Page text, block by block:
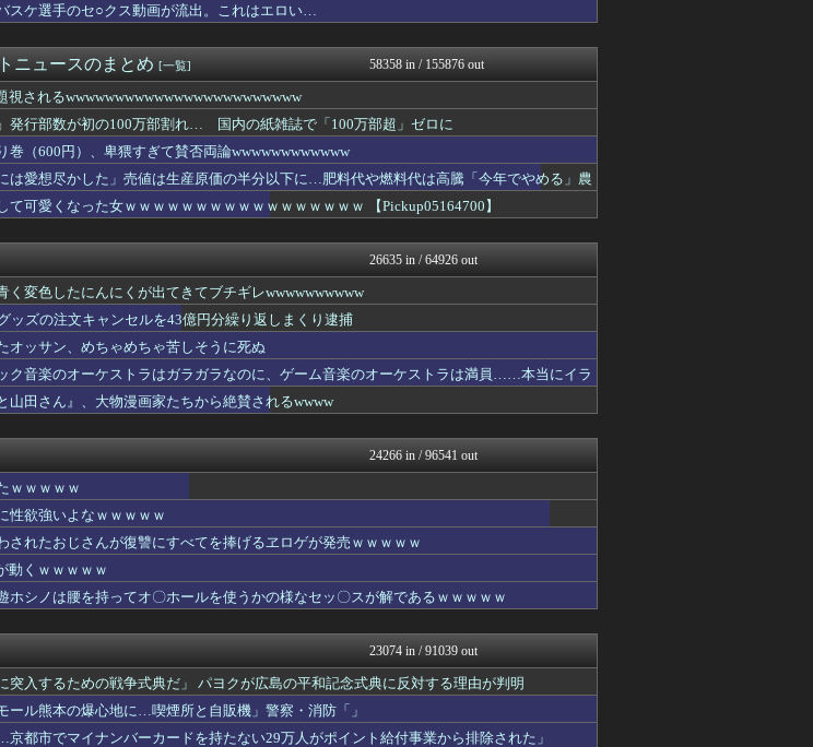
クのレギュラー出演者の中で2番...
占める割合はわずか6％
PCパーツまとめ
”こんなもの”があったんだけど…」
凹凸ちゃんねる 発達障害・...
な
キャッシュフローに陥る
資格ちゃんねる
りさん出るじゃねーか
コンテンツ・声優 | ラブ...
品通さないといけないんだ」
投資ちゃんねる
見！ ネットに繋ぐだけで35秒ごと...
保守速報
えすえすログ
って知って驚いた曲あげてけ
哲学ニュースnwk
り返した女を逮捕 「注文で欲求が満たさ...
痛いニュース(ﾉ∀`)
ラーメン速報｜2chまとめ...
攻させるおそロシア。
1000mg
アウト商品は1%へ 店内飲食は10%...
明日は何を食べようか
戦うアポロニアとシス
！【GIF動画あり】
アナきゃぷ速報
去3期との比較と通期95億円計...
プリキュアのまとめ
に支援要請＝米紙
がスイッチに登場してしまうｗｗｗｗｗ...
ゲーム実況者速報＠YouT...
くいるけど「強いおばさん」はいな...
ああ言えばForYou
て・・・wwwww
名変更
みそパンNEWS
言ってるのに浮気相手のスクショを送り...
鳴ってるからだと怒鳴り返された」感情...
Ask Reddit まと...
か全く気にしないでプレイしてた『真・...
クスが牽引し9000ポイントまで...
韓国ニュース反応まとめ
要望が刺さりすぎた」
ニチカン！
外国人が増えては困る。日本人以上の水...
エアライン本舗
事
カンダタ速報
うな年齢層に
乃木坂46まとめ 乃木りん...
れて迷惑してる」と録音を聞かされた。...
はーとらいふ -出会い・子...
ようと思っていたら、とんでもない事...
素敵な鬼女様
る詐欺集団の一員をやっていた
はーとらいふ -出会い・子...
スケ選手のセ○クス動画が流出。これはエロい…
ニュースのまとめ [一覧] 58358 in / 155876 out
視されるwwwwwwwwwwwwwwwwwwwwwwww
発行部数が初の100万部割れ… 国内の紙雑誌で「100万部超」ゼロに
巻（600円）、卑猥すぎて賛否両論wwwwwwwwwwww
は愛想尽かした」売値は生産原価の半分以下に…肥料代や燃料代は高騰「今年でやめる」農
て可愛くなった女ｗｗｗｗｗｗｗｗｗｗｗｗｗｗｗｗｗ 【Pickup05164700】
26635 in / 64926 out
く変色したにんにくが出てきてブチギレwwwwwwwwww
ッズの注文キャンセルを43億円分繰り返しまくり逮捕
オッサン、めちゃめちゃ苦しそうに死ぬ
ク音楽のオーケストラはガラガラなのに、ゲーム音楽のオーケストラは満員……本当にイラ
山田さん』、大物漫画家たちから絶賛されるwwww
24266 in / 96541 out
ｗｗｗｗｗ
性欲強いよなｗｗｗｗｗ
されたおじさんが復讐にすべてを捧げるヱロゲが発売ｗｗｗｗｗ
動くｗｗｗｗｗ
ホシノは腰を持ってオ〇ホールを使うかの様なセッ〇スが解であるｗｗｗｗｗ
23074 in / 91039 out
突入するための戦争式典だ」 パヨクが広島の平和記念式典に反対する理由が判明
ール熊本の爆心地に…喫煙所と自販機」警察・消防「」
京都市でマイナンバーカードを持たない29万人がポイント給付事業から排除された」